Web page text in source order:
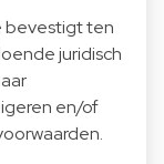
bevestigt ten
juridisch
en/of